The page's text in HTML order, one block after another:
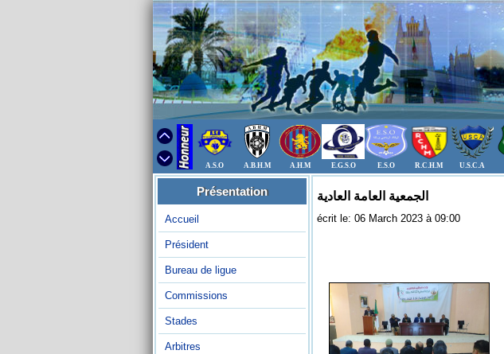
A.S.O A.B.H.M A.H.M E.G.S.O E.S.O R.C.H.M U.S.C.A
Présentation
Accueil
Président
Bureau de ligue
Commissions
Stades
Arbitres
الجمعية العامة العادية
écrit le: 06 March 2023 à 09:00